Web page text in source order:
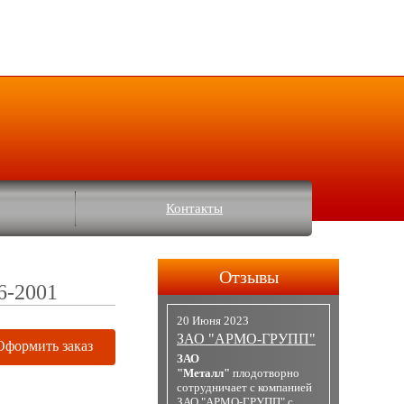
Контакты
2001
заказ
Отзывы
20 Июня 2023
ЗАО "АРМО-ГРУПП"
ЗАО
"Металл" плодотворно
сотрудничает с компанией